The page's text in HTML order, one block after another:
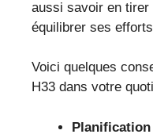
aussi savoir en tirer
équilibrer ses
Voici quelques
H33 dans votre